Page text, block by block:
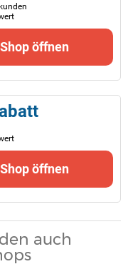
öffnen
öffnen
auch